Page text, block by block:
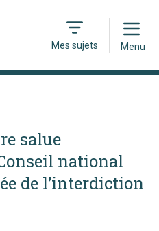
Mes sujets
Open
Menu
salue
national
de l’interdiction